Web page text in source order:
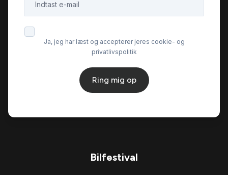
Ja, jeg har læst og accepterer jeres cookie- og
privatlivspolitik
Ring mig op
Bilfestival